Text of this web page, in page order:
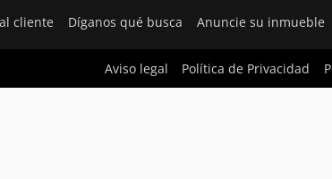
cliente Díganos qué busca Anuncie su inmueble
Aviso legal Política de Privacidad